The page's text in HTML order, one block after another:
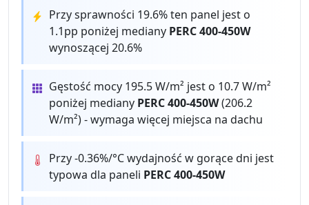
Przy sprawności 19.6% ten panel jest o
1.1pp poniżej mediany PERC 400-450W
wynoszącej 20.6%
Gęstość mocy 195.5 W/m² jest o 10.7 W/m²
poniżej mediany PERC 400-450W(206.2
W/m²) - wymaga więcej miejsca na dachu
Przy -0.36%/°C wydajność w gorące dni jest
typowa dla paneli PERC 400-450W